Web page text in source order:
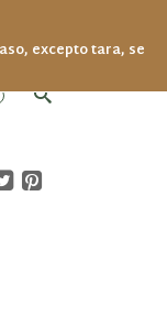
excepto tara, se